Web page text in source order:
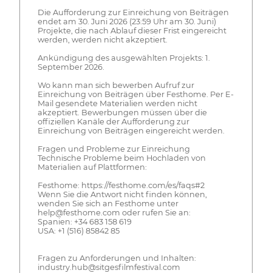
Die Aufforderung zur Einreichung von Beiträgen
endet am 30. Juni 2026 (23:59 Uhr am 30. Juni)
Projekte, die nach Ablauf dieser Frist eingereicht
werden, werden nicht akzeptiert.
Ankündigung des ausgewählten Projekts: 1.
September 2026.
Wo kann man sich bewerben Aufruf zur
Einreichung von Beiträgen über Festhome. Per E-
Mail gesendete Materialien werden nicht
akzeptiert. Bewerbungen müssen über die
offiziellen Kanäle der Aufforderung zur
Einreichung von Beiträgen eingereicht werden.
Fragen und Probleme zur Einreichung
Technische Probleme beim Hochladen von
Materialien auf Plattformen:
Festhome: https://festhome.com/es/faqs#2
Wenn Sie die Antwort nicht finden können,
wenden Sie sich an Festhome unter
help@festhome.com oder rufen Sie an:
Spanien: +34 683 158 619
USA: +1 (516) 85842 85
Fragen zu Anforderungen und Inhalten:
industry.hub@sitgesfilmfestival.com